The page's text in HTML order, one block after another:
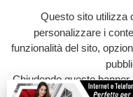
SEGUICI SUI SOCIAL
f
Facebook
Questo sito utilizza
personalizzare i
funzionalità del sito,
Chiudendo questo